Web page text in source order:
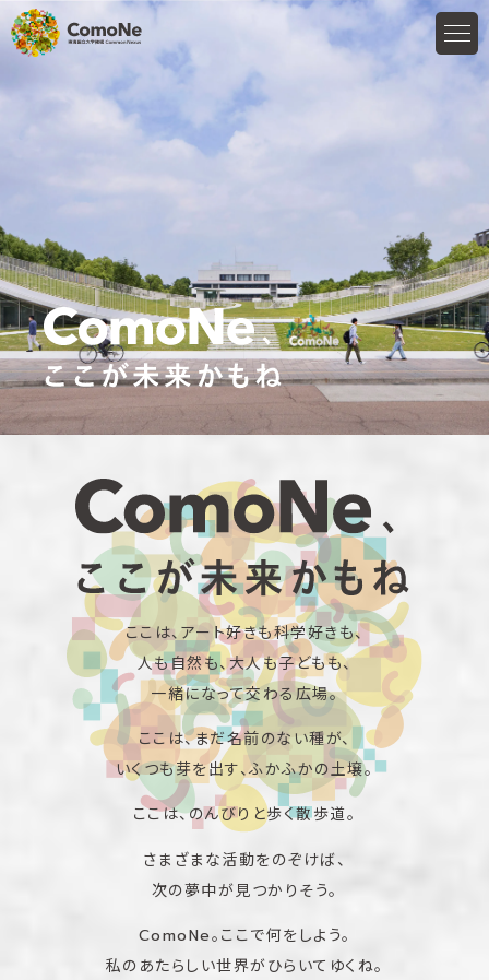
ここは、アート好きも科学好きも、
人も自然も、大人も子どもも、
一緒になって交わる広場。
ここは、まだ名前のない種が、
いくつも芽を出す、ふかふかの土壌。
ここは、のんびりと歩く散歩道。
さまざまな活動をのぞけば、
次の夢中が見つかりそう。
ComoNe。ここで何をしよう。
私のあたらしい世界がひらいてゆくね。